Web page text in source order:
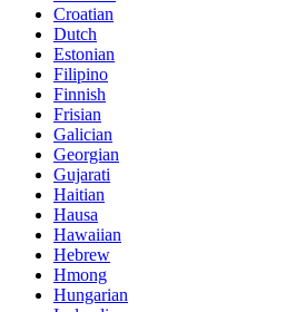
Croatian
Dutch
Estonian
Filipino
Finnish
Frisian
Galician
Georgian
Gujarati
Haitian
Hausa
Hawaiian
Hebrew
Hmong
Hungarian